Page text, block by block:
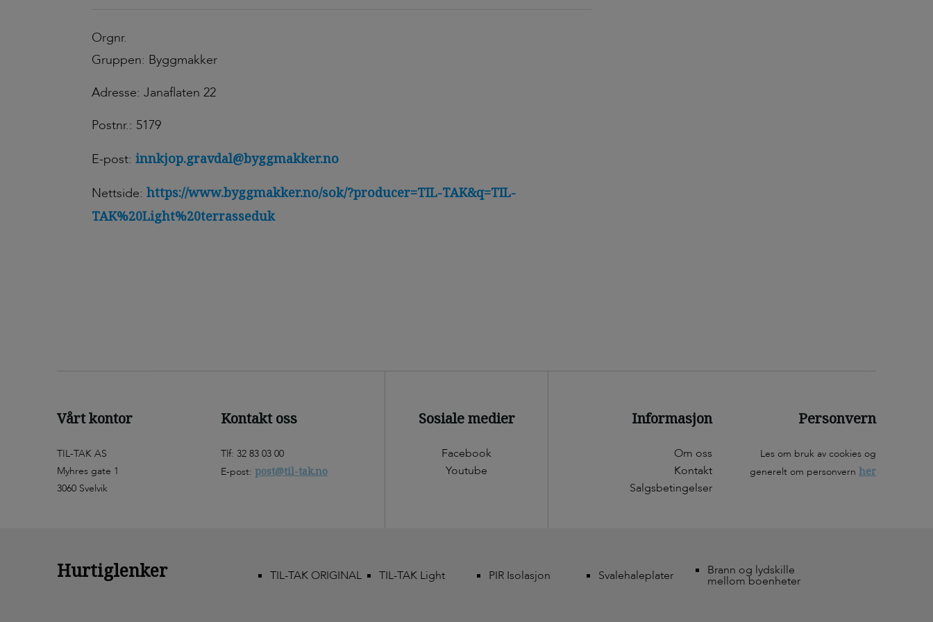
Orgnr.
Gruppen: Byggmakker
Adresse: Janaflaten 22
Postnr.: 5179
E-post: innkjop.gravdal@byggmakker.no
Nettside: https://www.byggmakker.no/sok/?producer=TIL-TAK&q=TIL-
TAK%20Light%20terrasseduk
Vårt kontor
TIL-TAK AS
Myhres gate 1
3060 Svelvik
Kontakt oss
Tlf: 32 83 03 00
E-post: post@til-tak.no
Sosiale medier
Facebook
Youtube
Informasjon
Om oss
Kontakt
Salgsbetingelser
Personvern
Les om bruk av cookies og
generelt om personvern her
Hurtiglenker TIL-TAK ORIGINAL TIL-TAK Light PIR Isolasjon Svalehaleplater Brann og lydskille
mellom boenheter